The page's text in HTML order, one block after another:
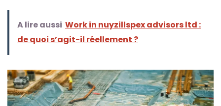
A lire aussi Work in nuyzillspex advisors ltd :
de quoi s’agit-il réellement ?